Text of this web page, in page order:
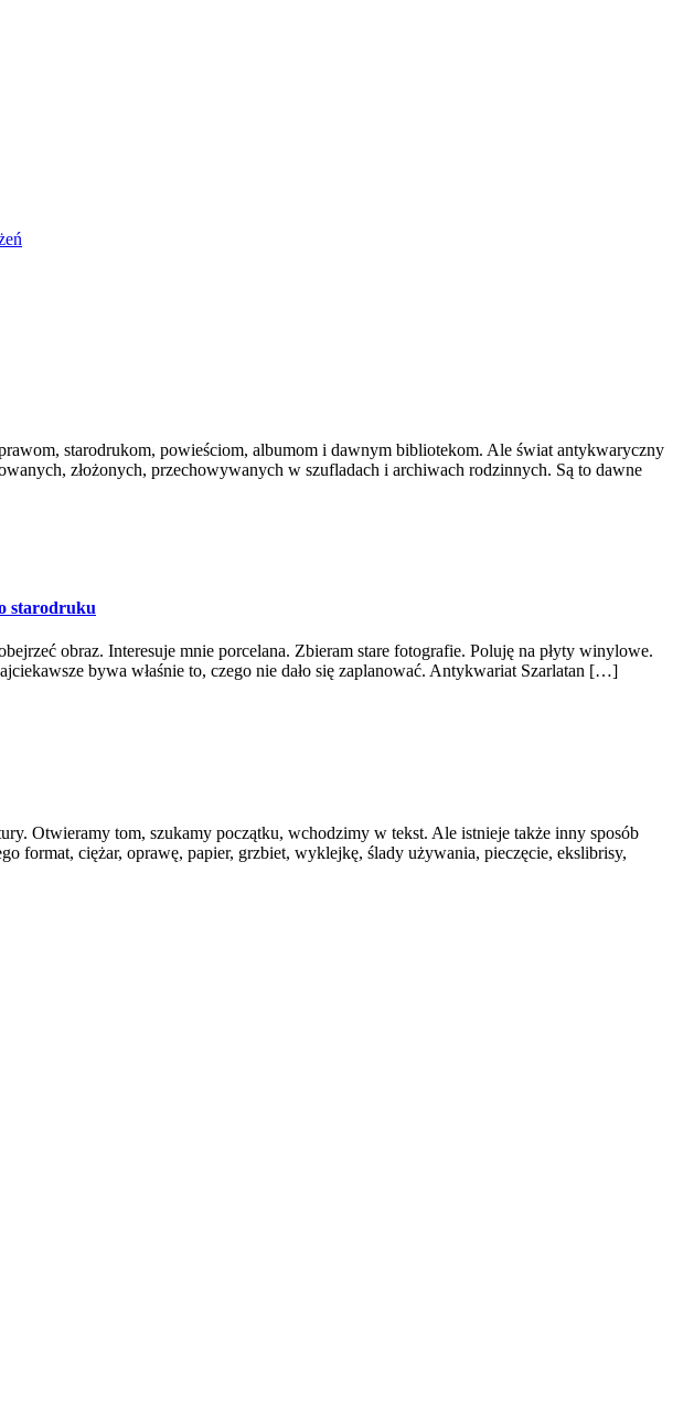
starodrukom, powieściom, albumom i dawnym bibliotekom. Ale świat antykwaryczny
złożonych, przechowywanych w szufladach i archiwach rodzinnych. Są to dawne
starodruku
obraz. Interesuje mnie porcelana. Zbieram stare fotografie. Poluję na płyty winylowe.
bywa właśnie to, czego nie dało się zaplanować. Antykwariat Szarlatan […]
Otwieramy tom, szukamy początku, wchodzimy w tekst. Ale istnieje także inny sposób
format, ciężar, oprawę, papier, grzbiet, wyklejkę, ślady używania, pieczęcie, ekslibrisy,